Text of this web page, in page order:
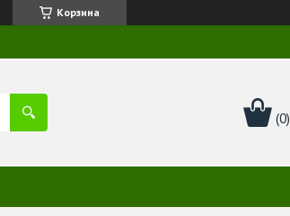
Корзина